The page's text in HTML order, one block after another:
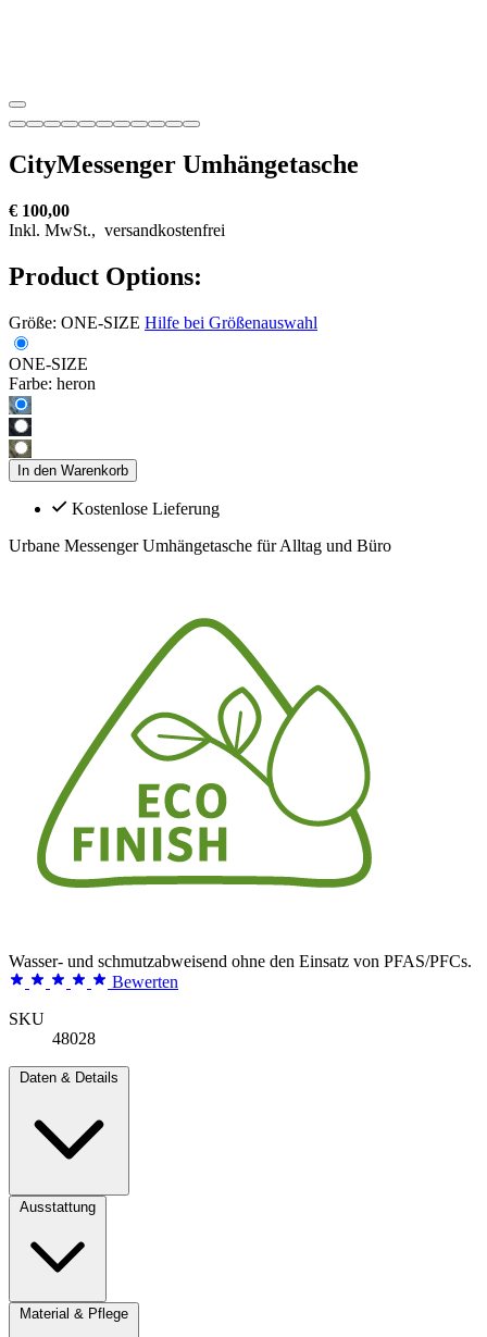
CityMessenger Umhängetasche
€ 100,00
Inkl. MwSt., versandkostenfrei
Product Options:
Größe: ONE-SIZE Hilfe bei Größenauswahl
ONE-SIZE
Farbe: heron
In den Warenkorb
Kostenlose Lieferung
Urbane Messenger Umhängetasche für Alltag und Büro
Wasser- und schmutzabweisend ohne den Einsatz von PFAS/PFCs.
Bewerten
SKU
48028
Daten & Details
Ausstattung
Material & Pflege